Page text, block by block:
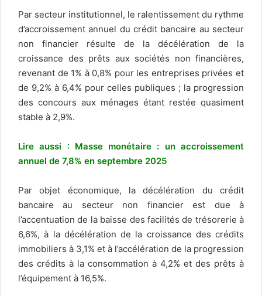
Par secteur institutionnel, le ralentissement du rythme
d’accroissement annuel du crédit bancaire au secteur
non financier résulte de la décélération de la
croissance des prêts aux sociétés non financières,
revenant de 1% à 0,8% pour les entreprises privées et
de 9,2% à 6,4% pour celles publiques ; la progression
des concours aux ménages étant restée quasiment
stable à 2,9%.
Lire aussi : Masse monétaire : un accroissement
annuel de 7,8% en septembre 2025
Par objet économique, la décélération du crédit
bancaire au secteur non financier est due à
l’accentuation de la baisse des facilités de trésorerie à
6,6%, à la décélération de la croissance des crédits
immobiliers à 3,1% et à l’accélération de la progression
des crédits à la consommation à 4,2% et des prêts à
l’équipement à 16,5%.